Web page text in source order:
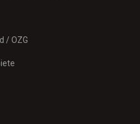
/ OZG